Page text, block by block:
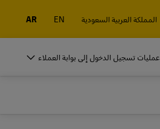
المملكة العربية السعودية EN
AR
عمليات تسجيل الدخول إلى بوابة العملاء